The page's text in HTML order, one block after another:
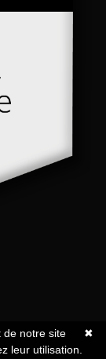
✖
de notre site
leur utilisation.